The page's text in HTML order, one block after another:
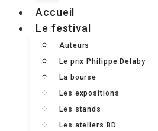
Accueil
Le festival
Auteurs
Le prix Philippe Delaby
La bourse
Les expositions
Les stands
Les ateliers BD